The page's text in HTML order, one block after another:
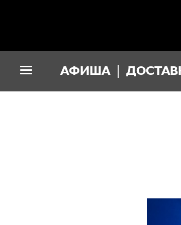
АФИША